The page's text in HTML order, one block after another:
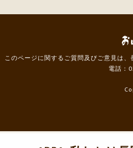
このページに関するご質問及びご意見は
電話：